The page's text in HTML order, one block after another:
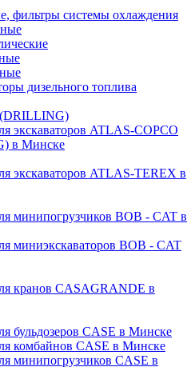
фильтры системы охлаждения
дизельного топлива
экскаваторов ATLAS-COPCO
в Минске
экскаваторов ATLAS-TEREX в
минипогрузчиков BOB - CAT в
миниэкскаваторов BOB - CAT
кранов CASAGRANDE в
бульдозеров CASE в Минске
комбайнов CASE в Минске
минипогрузчиков CASE в